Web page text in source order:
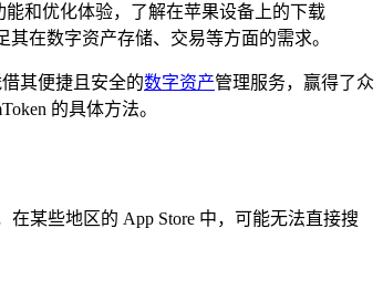
和优化体验，了解在苹果设备上的下载
在数字资产存储、交易等方面的需求。
其便捷且安全的数字资产管理服务，赢得了众
的具体方法。
某些地区的 App Store 中，可能无法直接搜